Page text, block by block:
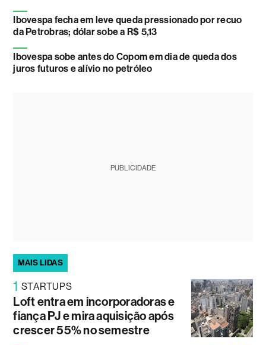
Ibovespa fecha em leve queda pressionado por recuo
da Petrobras; dólar sobe a R$ 5,13
Ibovespa sobe antes do Copom em dia de queda dos
juros futuros e alívio no petróleo
PUBLICIDADE
MAIS LIDAS
1 STARTUPS
Loft entra em incorporadoras e
fiança PJ e mira aquisição após
crescer 55% no semestre